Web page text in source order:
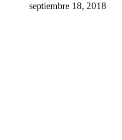
septiembre 18, 2018